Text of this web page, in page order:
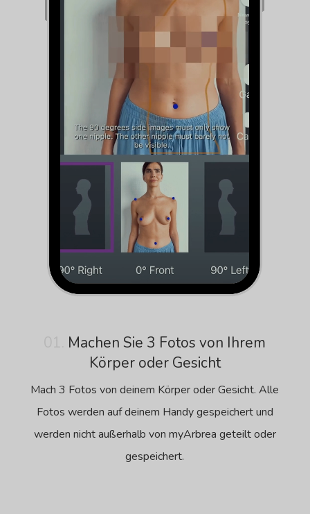
Machen Sie 3 Fotos von Ihrem
Körper oder Gesicht
Mach 3 Fotos von deinem Körper oder Gesicht. Alle
Fotos werden auf deinem Handy gespeichert und
werden nicht außerhalb von myArbrea geteilt oder
gespeichert.